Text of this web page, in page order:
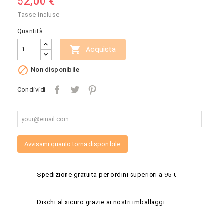
Tasse incluse
Quantità
 Acquista
 Non disponibile
Condividi
Avvisami quanto torna disponibile
Spedizione gratuita per ordini superiori a 95 €
Dischi al sicuro grazie ai nostri imballaggi